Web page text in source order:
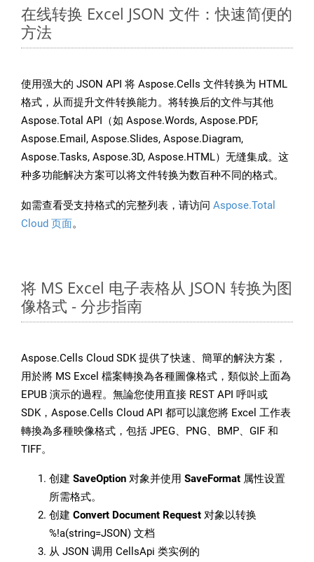
在线转换 Excel JSON 文件：快速简便的
方法
使用强大的 JSON API 将 Aspose.Cells 文件转换为 HTML
格式，从而提升文件转换能力。将转换后的文件与其他
Aspose.Total API（如 Aspose.Words, Aspose.PDF,
Aspose.Email, Aspose.Slides, Aspose.Diagram,
Aspose.Tasks, Aspose.3D, Aspose.HTML）无缝集成。这
种多功能解决方案可以将文件转换为数百种不同的格式。
如需查看受支持格式的完整列表，请访问 Aspose.Total
Cloud 页面。
将 MS Excel 电子表格从 JSON 转换为图
像格式 - 分步指南
Aspose.Cells Cloud SDK 提供了快速、簡單的解決方案，
用於將 MS Excel 檔案轉換為各種圖像格式，類似於上面為
EPUB 演示的過程。無論您使用直接 REST API 呼叫或
SDK，Aspose.Cells Cloud API 都可以讓您將 Excel 工作表
轉換為多種映像格式，包括 JPEG、PNG、BMP、GIF 和
TIFF。
创建 SaveOption 对象并使用 SaveFormat 属性设置
所需格式。
创建 Convert Document Request 对象以转换
%!a(string=JSON) 文档
从 JSON 调用 CellsApi 类实例的